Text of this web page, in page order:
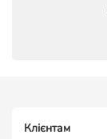
Клієнтам